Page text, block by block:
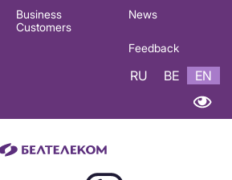
Business
Customers
News
Feedback
RU BE EN